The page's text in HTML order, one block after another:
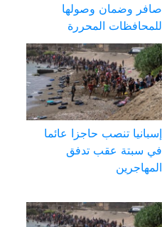
صافر وضمان وصولها
للمحافظات المحررة
إسبانيا تنصب حاجزا عائما
في سبتة عقب تدفق
المهاجرين